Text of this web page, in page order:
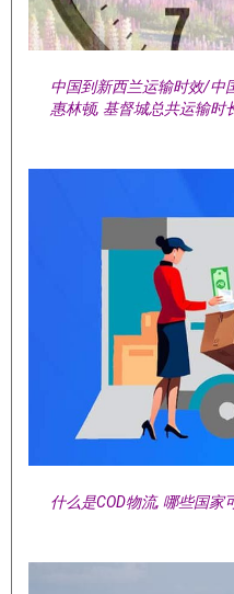
中国到新西兰运输时效/中
惠林顿, 基督城总共运输时
什么是COD物流, 哪些国家